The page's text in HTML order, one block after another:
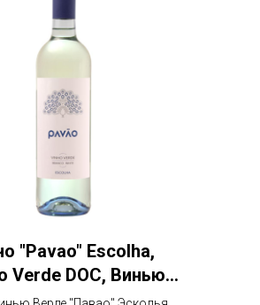
"Pavao" Escolha,
Verde DOC, Винью
"Павао" Эсколья